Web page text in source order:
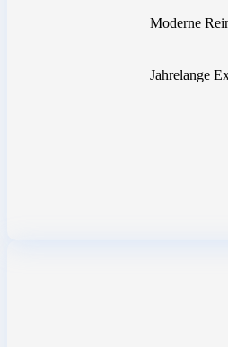
Moderne
Jahrelange